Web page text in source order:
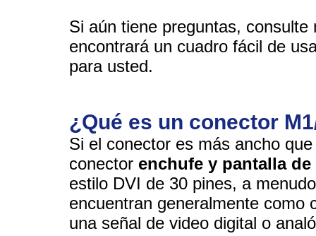
Si aún tiene preguntas,
encontrará un cuadro fácil de
para usted.
¿Qué es un conector
Si el conector es más ancho
conector enchufe y pantalla de
estilo DVI de 30 pines, a
encuentran generalmente como
una señal de video digital o